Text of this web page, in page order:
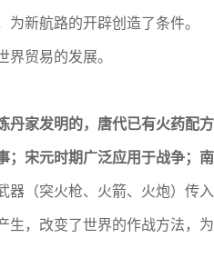
为新航路的开辟创造了条件。
界贸易的发展。
丹家发明的，唐代已有火药配
；宋元时期广泛应用于战争；
器（突火枪、火箭、火炮）传入
生，改变了世界的作战方法，